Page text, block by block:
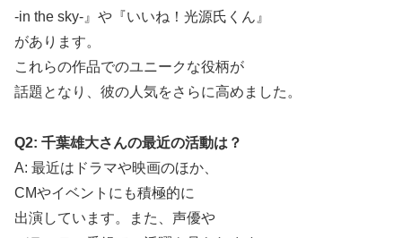
-in the sky-』や『いいね！光源氏くん』
があります。
これらの作品でのユニークな役柄が
話題となり、彼の人気をさらに高めました。
Q2: 千葉雄大さんの最近の活動は？
A: 最近はドラマや映画のほか、
CMやイベントにも積極的に
出演しています。また、声優や